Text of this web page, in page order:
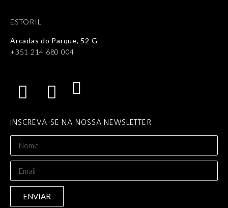
ESTORIL
Arcadas do Parque, 52 G
+351 214 680 004
INSCREVA-SE NA NOSSA NEWSLETTER
ENVIAR